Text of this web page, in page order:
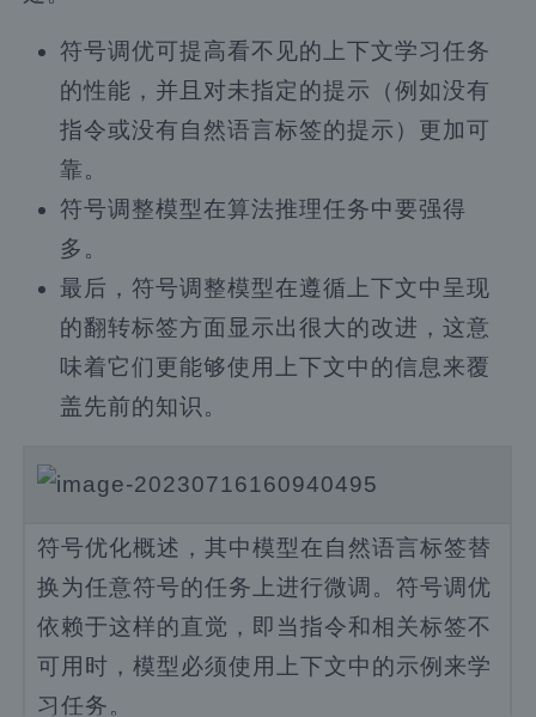
符号调优可提高看不见的上下文学习任务
的性能，并且对未指定的提示（例如没有
指令或没有自然语言标签的提示）更加可
靠。
符号调整模型在算法推理任务中要强得
多。
最后，符号调整模型在遵循上下文中呈现
的翻转标签方面显示出很大的改进，这意
味着它们更能够使用上下文中的信息来覆
盖先前的知识。
符号优化概述，其中模型在自然语言标签替
换为任意符号的任务上进行微调。符号调优
依赖于这样的直觉，即当指令和相关标签不
可用时，模型必须使用上下文中的示例来学
习任务。